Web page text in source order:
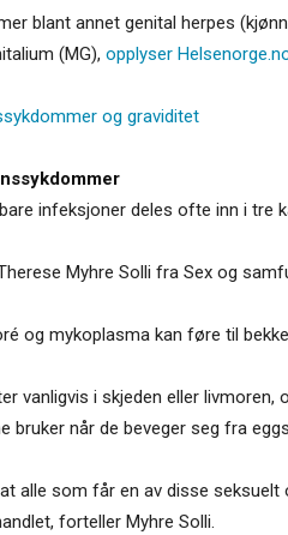
blant annet genital herpes
(MG), opplyser
og graviditet
infeksjoner deles ofte inn i tre
Myhre Solli fra Sex og
og mykoplasma kan føre til
vanligvis i skjeden eller
bruker når de beveger seg fra
alle som får en av disse
forteller Myhre Solli.